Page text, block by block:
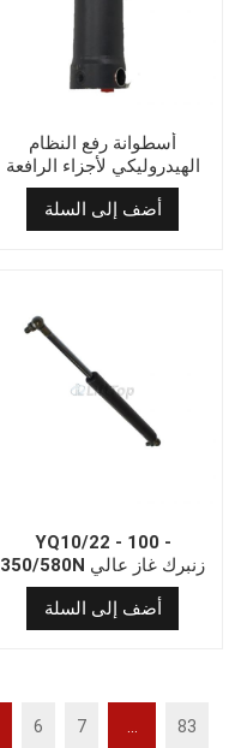
أسطوانة رفع النظام
الهيدروليكي لأجزاء الرافعة
الشوكية 17G-301
أضف إلى السلة
YQ10/22 - 100 -
350/580N زنبرك غاز عالي
الأداء
أضف إلى السلة
6 7 ... 83